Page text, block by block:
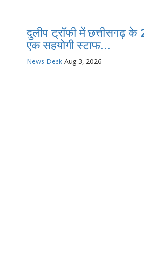
दुलीप ट्रॉफी में छत्तीसगढ़ के
एक सहयोगी स्टाफ...
News Desk Aug 3, 2026